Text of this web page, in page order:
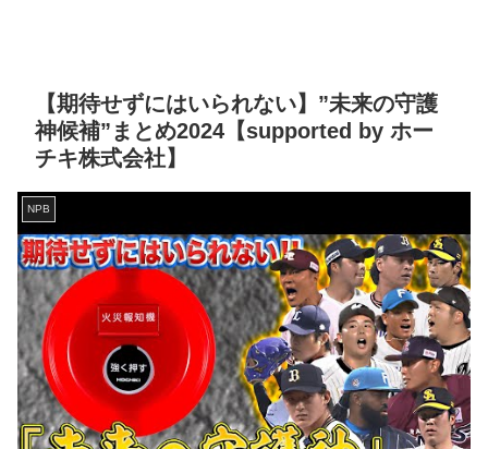
【期待せずにはいられない】”未来の守護
神候補”まとめ2024【supported by ホー
チキ株式会社】
NPB